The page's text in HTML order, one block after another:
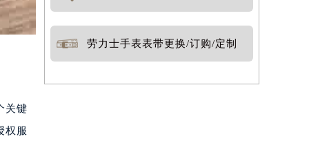
关键
权服
劳力士手表表带更换/订购/定制